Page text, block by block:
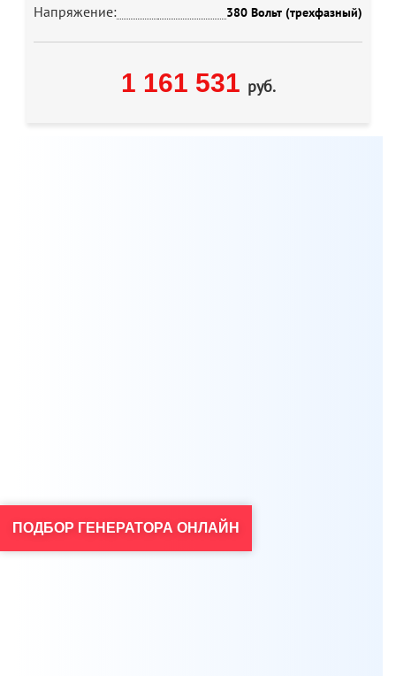
Напряжение: 380 Вольт (трехфазный)
1 161 531 руб.
ПОДБОР ГЕНЕРАТОРА ОНЛАЙН